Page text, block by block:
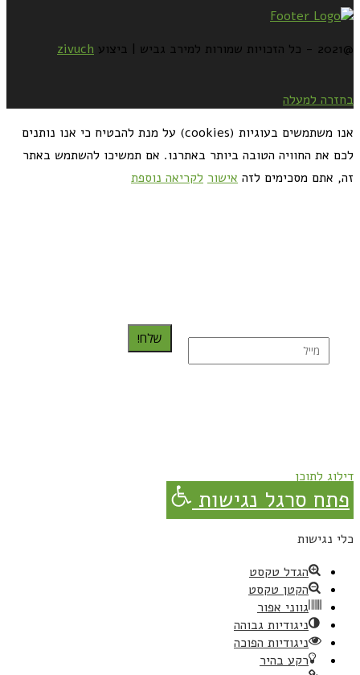
@2021 - כל הזכויות שמורות למירב גביש | ביצוע zivuch
בחזרה למעלה
אנו משתמשים בעוגיות (cookies) על מנת להבטיח כי אנו נותנים
לכם את החוויה הטובה ביותר באתרנו. אם תמשיכו להשתמש באתר
זה, אתם מסכימים לזה אישור לקריאה נוספת
שלח!
דילוג לתוכן
פתח סרגל נגישות
כלי נגישות
הגדל טקסט
הקטן טקסט
גווני אפור
ניגודיות גבוהה
ניגודיות הפוכה
רקע בהיר